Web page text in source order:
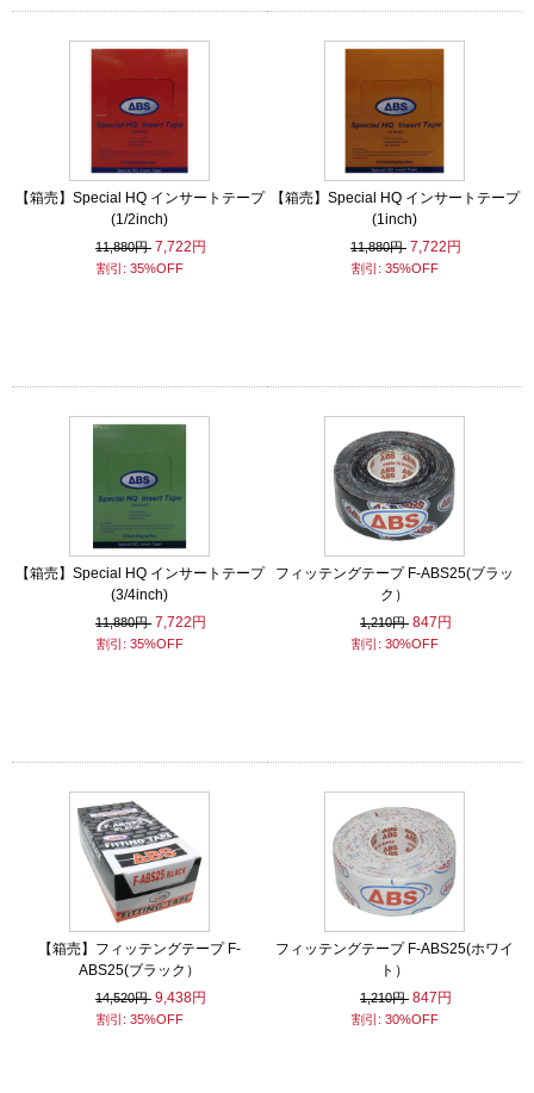
【箱売】Special HQ インサートテープ
(1/2inch)
11,880円 7,722円
割引: 35%OFF
【箱売】Special HQ インサートテープ
(1inch)
11,880円 7,722円
割引: 35%OFF
【箱売】Special HQ インサートテープ
(3/4inch)
11,880円 7,722円
割引: 35%OFF
フィッテングテープ F-ABS25(ブラッ
ク）
1,210円 847円
割引: 30%OFF
【箱売】フィッテングテープ F-
ABS25(ブラック）
14,520円 9,438円
割引: 35%OFF
フィッテングテープ F-ABS25(ホワイ
ト）
1,210円 847円
割引: 30%OFF